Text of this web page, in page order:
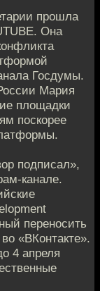
прошла
Она
Госдумы.
Мария
площадки
поскорее
подписал»,
канале.
переносить
«ВКонтакте».
4 апреля